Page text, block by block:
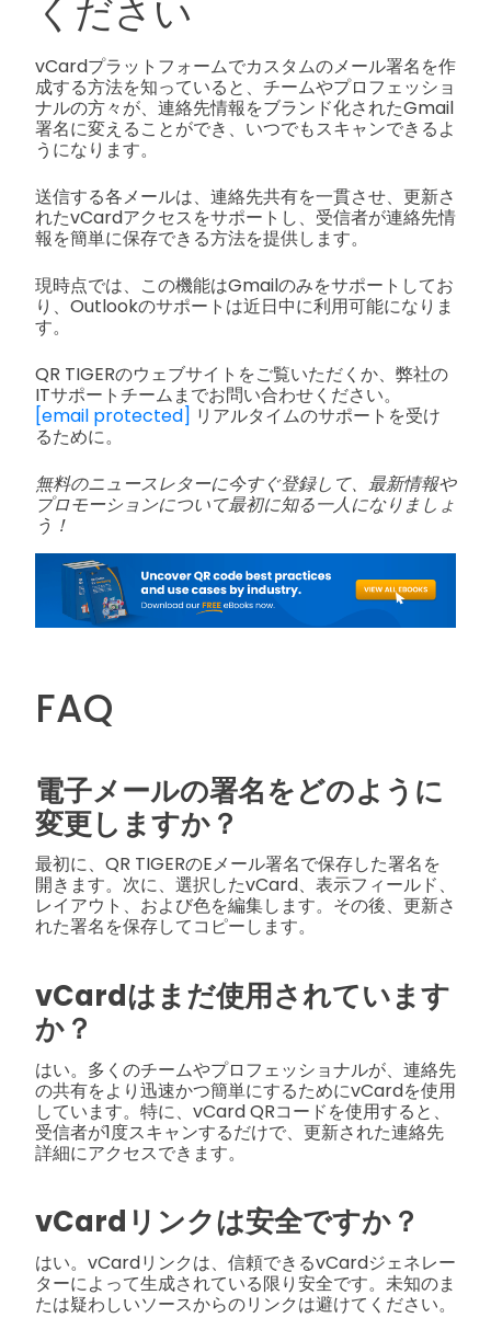
ください
vCardプラットフォームでカスタムのメール署名を作
成する方法を知っていると、チームやプロフェッショ
ナルの方々が、連絡先情報をブランド化されたGmail
署名に変えることができ、いつでもスキャンできるよ
うになります。
送信する各メールは、連絡先共有を一貫させ、更新さ
れたvCardアクセスをサポートし、受信者が連絡先情
報を簡単に保存できる方法を提供します。
現時点では、この機能はGmailのみをサポートしてお
り、Outlookのサポートは近日中に利用可能になりま
す。
QR TIGERのウェブサイトをご覧いただくか、弊社の
ITサポートチームまでお問い合わせください。
[email protected] リアルタイムのサポートを受け
るために。
無料のニュースレターに今すぐ登録して、最新情報や
プロモーションについて最初に知る一人になりましょ
う！
FAQ
電子メールの署名をどのように
変更しますか？
最初に、QR TIGERのEメール署名で保存した署名を
開きます。次に、選択したvCard、表示フィールド、
レイアウト、および色を編集します。その後、更新さ
れた署名を保存してコピーします。
vCardはまだ使用されています
か？
はい。多くのチームやプロフェッショナルが、連絡先
の共有をより迅速かつ簡単にするためにvCardを使用
しています。特に、vCard QRコードを使用すると、
受信者が1度スキャンするだけで、更新された連絡先
詳細にアクセスできます。
vCardリンクは安全ですか？
はい。vCardリンクは、信頼できるvCardジェネレー
ターによって生成されている限り安全です。未知のま
たは疑わしいソースからのリンクは避けてください。